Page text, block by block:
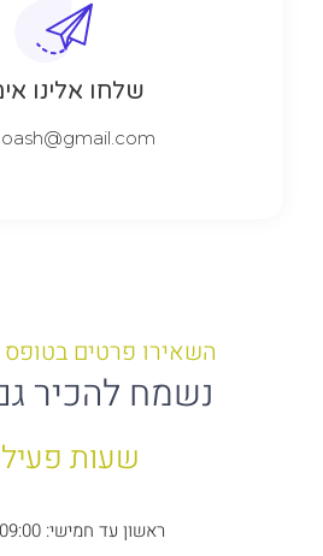
שלחו אלינו
השאירו פרטים
נשמח להכיר
שעות
ראשון עד חמישי: 09:00 - 18:00